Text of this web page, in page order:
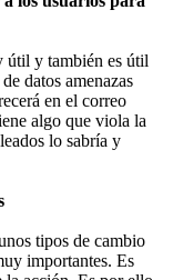
útil y también es útil
datos amenazas
en el correo
algo que viola la
lo sabría y
tipos de cambio
importantes. Es